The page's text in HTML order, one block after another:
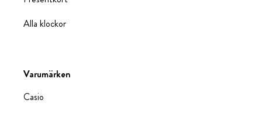
Alla klockor
Varumärken
Casio